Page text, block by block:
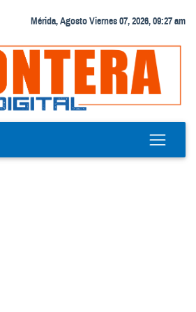
Mérida, Agosto Viernes 07, 2026, 09:27 am